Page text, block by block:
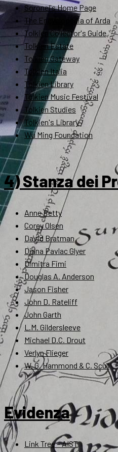
Soronel's Home Page
The Encyclopedia of Arda
Tolkien Collector's Guide
Tolkien Estate
Tolkien Gateway
Tolkien Italia
Tolkien Library
Tolkien Music Festival
Tolkien Studies
Tolkien's Library
Wu Ming Foundation
4) Stanza dei
Anne Petty
Corey Olsen
David Bratman
Diana Pavlac Glyer
Dimitra Fimi
Douglas A. Anderson
Jason Fisher
John D. Rateliff
John Garth
L.M. Gildersleeve
Michael D.C. Drout
Verlyn Flieger
W. G. Hammond & C. Scull
Evidenza
Link Tree – AIST